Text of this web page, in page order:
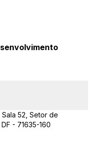
Sala 52, Setor de
- 71635-160